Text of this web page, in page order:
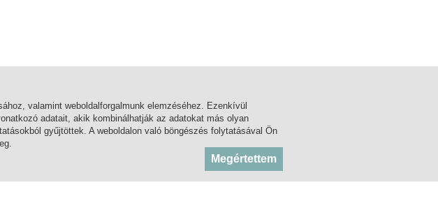
1. oldal
valamint weboldalforgalmunk elemzéséhez. Ezenkívül
adatait, akik kombinálhatják az adatokat más olyan
gyűjtöttek. A weboldalon való böngészés folytatásával Ön
Megértettem
KÖZADATTÁR
MSZH